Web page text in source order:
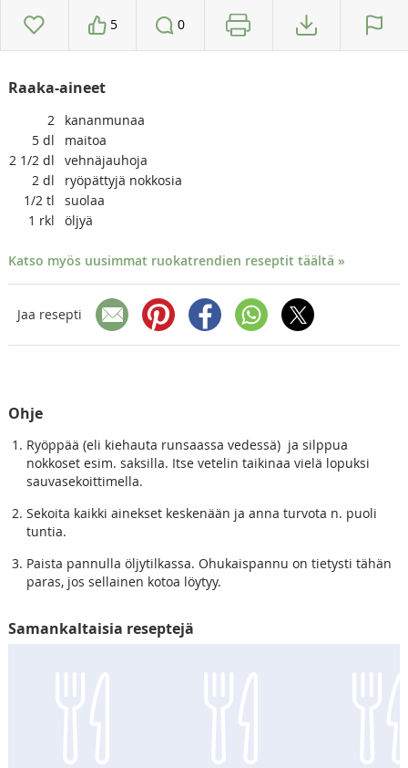
5 0
Raaka-aineet
2
kananmunaa
5 dl
maitoa
2 1/2 dl
vehnäjauhoja
2 dl
ryöpättyjä nokkosia
1/2 tl
suolaa
1 rkl öljyä
Katso myös uusimmat ruokatrendien reseptit täältä »
Jaa resepti
Ohje
Ryöppää (eli kiehauta runsaassa vedessä) ja silppua
nokkoset esim. saksilla. Itse vetelin taikinaa vielä lopuksi
sauvasekoittimella.
Sekoita kaikki ainekset keskenään ja anna turvota n. puoli
tuntia.
Paista pannulla öljytilkassa. Ohukaispannu on tietysti tähän
paras, jos sellainen kotoa löytyy.
Samankaltaisia reseptejä